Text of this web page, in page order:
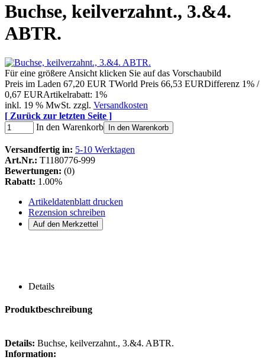
Buchse, keilverzahnt., 3.&4.
ABTR.
Für eine größere Ansicht klicken Sie auf das Vorschaubild
Preis im Laden 67,20 EUR TWorld Preis 66,53 EURDifferenz 1% /
0,67 EURArtikelrabatt: 1%
inkl. 19 % MwSt. zzgl. Versandkosten
[ Zurück zur letzten Seite ]
In den Warenkorb
In den Warenkorb
Versandfertig in: 5-10 Werktagen
Art.Nr.: T1180776-999
Bewertungen: (0)
Rabatt: 1.00%
Artikeldatenblatt drucken
Rezension schreiben
Details
Produktbeschreibung
Details: Buchse, keilverzahnt., 3.&4. ABTR.
Information: